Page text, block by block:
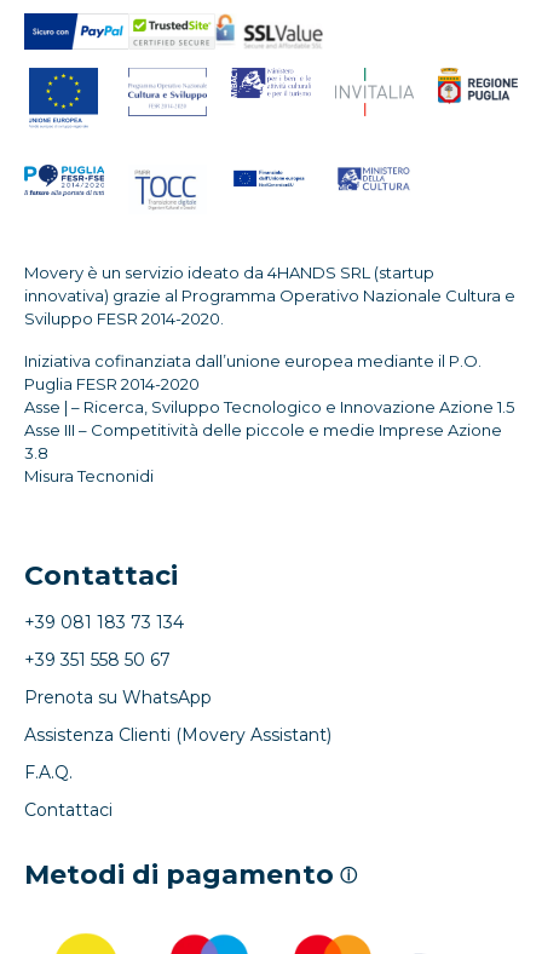
Movery è un servizio ideato da 4HANDS SRL (startup
innovativa) grazie al Programma Operativo Nazionale Cultura e
Sviluppo FESR 2014-2020.
Iniziativa cofinanziata dall’unione europea mediante il P.O.
Puglia FESR 2014-2020
Asse | – Ricerca, Sviluppo Tecnologico e Innovazione Azione 1.5
Asse III – Competitività delle piccole e medie Imprese Azione
3.8
Misura Tecnonidi
Contattaci
+39 081 183 73 134
+39 351 558 50 67
Prenota su WhatsApp
Assistenza Clienti (Movery Assistant)
F.A.Q.
Contattaci
Metodi di pagamento ⓘ